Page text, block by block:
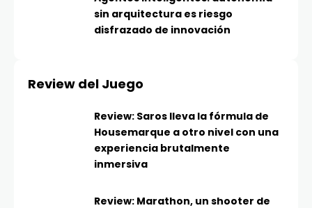
sin arquitectura es riesgo
disfrazado de innovación
Review del Juego
Review: Saros lleva la fórmula de
Housemarque a otro nivel con una
experiencia brutalmente
inmersiva
Review: Marathon, un shooter de